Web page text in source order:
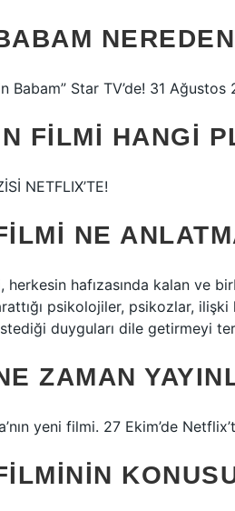
Babam” Star TV’de! 31 Ağustos
FILMI HANGI
NETFLIX’TE!
NE
herkesin hafızasında kalan ve
psikolojiler, psikozlar, ilişki
duyguları dile getirmeyi
ZAMAN
yeni filmi. 27 Ekim’de